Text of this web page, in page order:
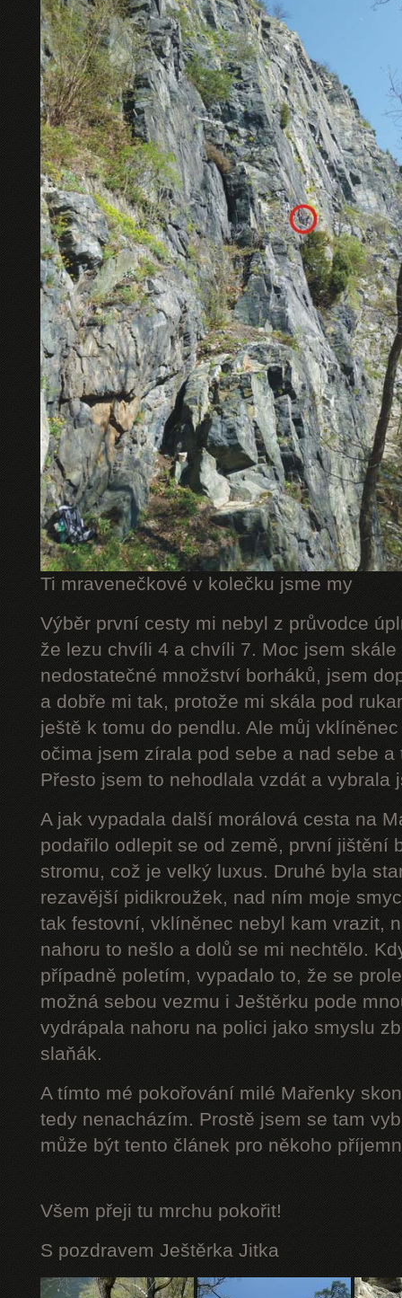
Ti mravenečkové v kolečku jsme my
Výběr první cesty mi nebyl z průvodce
že lezu chvíli 4 a chvíli 7. Moc jsem
nedostatečné množství borháků, jsem
a dobře mi tak, protože mi skála pod
ještě k tomu do pendlu. Ale můj
očima jsem zírala pod sebe a nad sebe
Přesto jsem to nehodlala vzdát a vybrala
A jak vypadala další morálová cesta na
podařilo odlepit se od země, první jištění
stromu, což je velký luxus. Druhé byla
rezavější pidikroužek, nad ním moje
tak festovní, vklíněnec nebyl kam vrazit,
nahoru to nešlo a dolů se mi nechtělo.
případně poletím, vypadalo to, že se
možná sebou vezmu i Ještěrku pode
vydrápala nahoru na polici jako smyslu
slaňák.
A tímto mé pokořování milé Mařenky
tedy nenacházím. Prostě jsem se tam
může být tento článek pro někoho
Všem přeji tu mrchu pokořit!
S pozdravem Ještěrka Jitka